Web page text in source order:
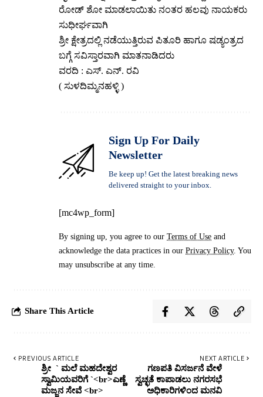
ರೋಡ್ ಶೋ ಮಾಡಲಾಯಿತು ನಂತರ ಹಲವು ನಾಯಕರು
ಸುಧೀರ್ಘವಾಗಿ
ಶ್ರೀ ಕ್ಷೇತ್ರದಲ್ಲಿ ನಡೆಯುತ್ತಿರುವ ಪಿತೂರಿ ಹಾಗೂ ಷಡ್ಯಂತ್ರದ
ಬಗ್ಗೆ ಸವಿಸ್ತಾರವಾಗಿ ಮಾತನಾಡಿದರು
ವರದಿ : ಎಸ್. ಎನ್. ರವಿ
( ಸುಳದಿಮ್ಮನಹಳ್ಳಿ )
Sign Up For Daily
Newsletter
Be keep up! Get the latest breaking news
delivered straight to your inbox.
[mc4wp_form]
By signing up, you agree to our Terms of Use and
acknowledge the data practices in our Privacy Policy. You
may unsubscribe at any time.
Share This Article
PREVIOUS ARTICLE
ಶ್ರೀ ` ಮಲೆ ಮಹದೇಶ್ವರ
ಸ್ವಾಮಿಯವರಿಗೆ `<br>ಎಣ್ಣೆ
ಮಜ್ಜನ ಸೇವೆ <br>
NEXT ARTICLE
ಗಣಪತಿ ವಿಸರ್ಜನೆ ವೇಳೆ
ಸ್ವಚ್ಛತೆ ಕಾಪಾಡಲು ನಗರಸಭೆ
ಅಧಿಕಾರಿಗಳಿಂದ ಮನವಿ